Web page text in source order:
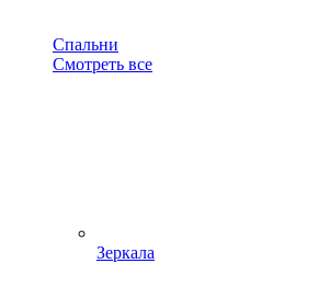
Спальни
Смотреть все
Зеркала